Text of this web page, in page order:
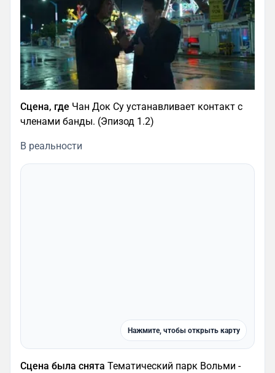
Сцена, где Чан Док Су устанавливает контакт с
членами банды. (Эпизод 1.2)
В реальности
Нажмите, чтобы открыть карту
Сцена была снята Тематический парк Вольми -